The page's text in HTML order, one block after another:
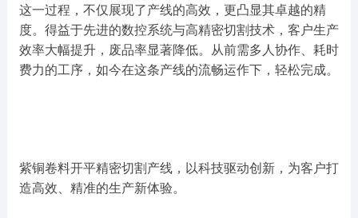
这一过程，不仅展现了产线的高效，更凸显其卓越的精
度。得益于先进的数控系统与高精密切割技术，客户生产
效率大幅提升，废品率显著降低。从前需多人协作、耗时
费力的工序，如今在这条产线的流畅运作下，轻松完成。
紫铜卷料开平精密切割产线，以科技驱动创新，为客户打
造高效、精准的生产新体验。